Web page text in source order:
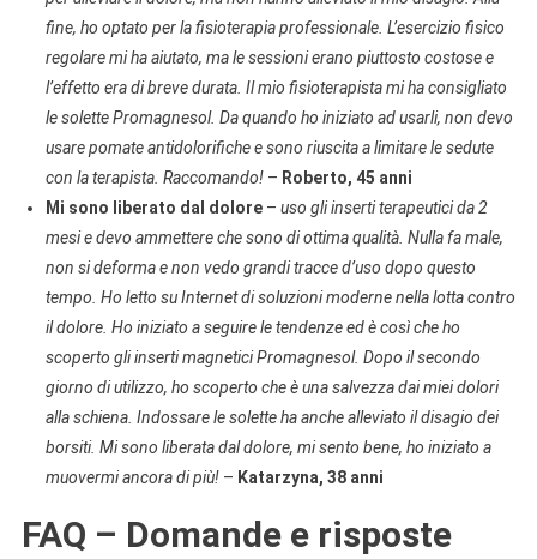
fine, ho optato per la fisioterapia professionale. L’esercizio fisico
regolare mi ha aiutato, ma le sessioni erano piuttosto costose e
l’effetto era di breve durata. Il mio fisioterapista mi ha consigliato
le solette Promagnesol. Da quando ho iniziato ad usarli, non devo
usare pomate antidolorifiche e sono riuscita a limitare le sedute
con la terapista. Raccomando!– Roberto, 45 anni
Mi sono liberato dal dolore– uso gli inserti terapeutici da 2
mesi e devo ammettere che sono di ottima qualità. Nulla fa male,
non si deforma e non vedo grandi tracce d’uso dopo questo
tempo. Ho letto su Internet di soluzioni moderne nella lotta contro
il dolore. Ho iniziato a seguire le tendenze ed è così che ho
scoperto gli inserti magnetici Promagnesol. Dopo il secondo
giorno di utilizzo, ho scoperto che è una salvezza dai miei dolori
alla schiena. Indossare le solette ha anche alleviato il disagio dei
borsiti. Mi sono liberata dal dolore, mi sento bene, ho iniziato a
muovermi ancora di più!– Katarzyna, 38 anni
FAQ – Domande e risposte